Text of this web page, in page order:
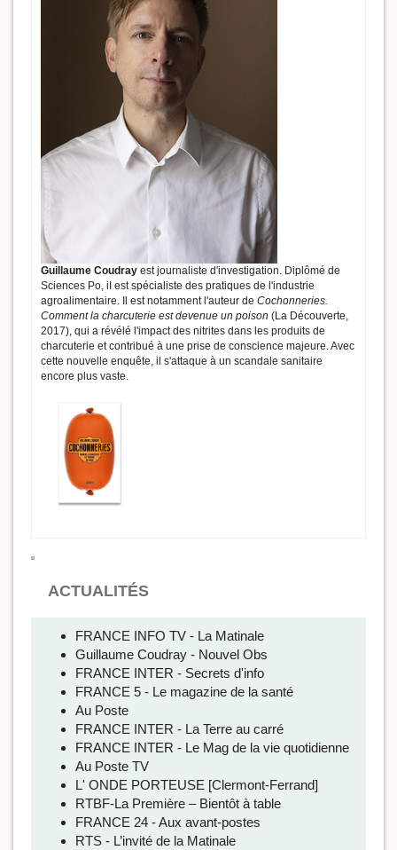
Guillaume Coudray est journaliste d'investigation. Diplômé de
Sciences Po, iI est spécialiste des pratiques de l'industrie
agroalimentaire. Il est notamment l'auteur de Cochonneries.
Comment la charcuterie est devenue un poison (La Découverte,
2017), qui a révélé l'impact des nitrites dans les produits de
charcuterie et contribué à une prise de conscience majeure. Avec
cette nouvelle enquête, il s'attaque à un scandale sanitaire
encore plus vaste.
ACTUALITÉS
FRANCE INFO TV - La Matinale
Guillaume Coudray - Nouvel Obs
FRANCE INTER - Secrets d'info
FRANCE 5 - Le magazine de la santé
Au Poste
FRANCE INTER - La Terre au carré
FRANCE INTER - Le Mag de la vie quotidienne
Au Poste TV
L' ONDE PORTEUSE [Clermont-Ferrand]
RTBF-La Première – Bientôt à table
FRANCE 24 - Aux avant-postes
RTS - L’invité de la Matinale